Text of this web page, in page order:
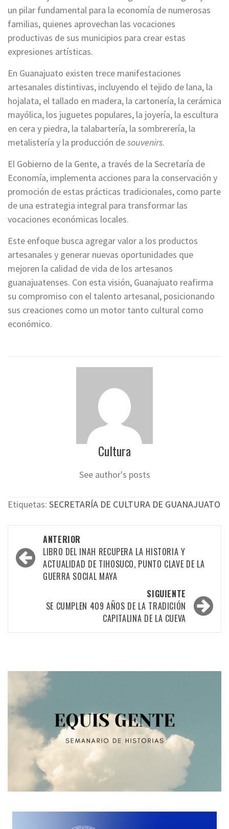
un pilar fundamental para la economía de numerosas
familias, quienes aprovechan las vocaciones
productivas de sus municipios para crear estas
expresiones artísticas.
En Guanajuato existen trece manifestaciones
artesanales distintivas, incluyendo el tejido de lana, la
hojalata, el tallado en madera, la cartonería, la cerámica
mayólica, los juguetes populares, la joyería, la escultura
en cera y piedra, la talabartería, la sombrerería, la
metalistería y la producción desouvenirs.
El Gobierno de la Gente, a través de la Secretaría de
Economía, implementa acciones para la conservación y
promoción de estas prácticas tradicionales, como parte
de una estrategia integral para transformar las
vocaciones económicas locales.
Este enfoque busca agregar valor a los productos
artesanales y generar nuevas oportunidades que
mejoren la calidad de vida de los artesanos
guanajuatenses. Con esta visión, Guanajuato reafirma
su compromiso con el talento artesanal, posicionando
sus creaciones como un motor tanto cultural como
económico.
Cultura
See author's posts
Etiquetas: SECRETARÍA DE CULTURA DE GUANAJUATO
Navegación
por
las
ANTERIOR
LIBRO DEL INAH RECUPERA LA HISTORIA Y
ACTUALIDAD DE TIHOSUCO, PUNTO CLAVE DE LA
GUERRA SOCIAL MAYA
SIGUIENTE
SE CUMPLEN 409 AÑOS DE LA TRADICIÓN
CAPITALINA DE LA CUEVA